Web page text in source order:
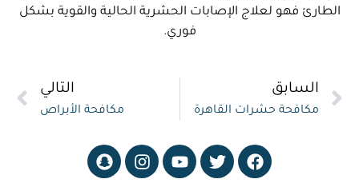
الطارئ فهو لعلاج الإصابات الحشرية الحالية والقوية بشكل
فوري.
السابق
مكافحة حشرات القاهرة
التالي
مكافحة الأبراص